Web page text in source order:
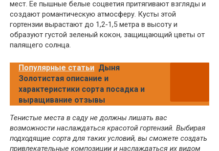
мест. Ее пышные белые соцветия притягивают взгляды и
создают романтическую атмосферу. Кусты этой
гортензии вырастают до 1,2-1,5 метра в высоту и
образуют густой зеленый кокон, защищающий цветы от
палящего солнца.
Популярные статьи Дыня
Золотистая описание и
характеристики сорта посадка и
выращивание отзывы
Тенистые места в саду не должны лишать вас
возможности наслаждаться красотой гортензий. Выбирая
подходящие сорта для таких условий, вы сможете создать
привлекательные композиции и наслаждаться их видом